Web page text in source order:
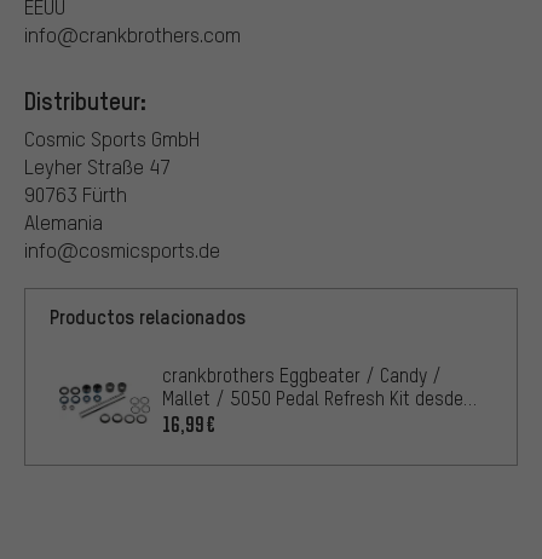
EEUU
info@crankbrothers.com
Distributeur:
Cosmic Sports GmbH
Leyher Straße 47
90763 Fürth
Alemania
info@cosmicsports.de
Productos relacionados
crankbrothers Eggbeater / Candy /
Mallet / 5050 Pedal Refresh Kit desde
2010
16,99€